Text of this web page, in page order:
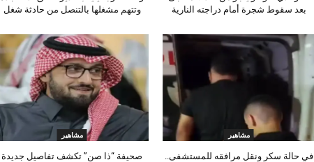
بعد سقوط شجرة أمام دراجته النارية
وتتهم مشغلها بالتنصل من حادثة شغل
مشاهير
في حالة سكر ونقل مرافقه للمستشفى..
مشاهير
صحيفة “ذا صن” تكشف تفاصيل جديدة